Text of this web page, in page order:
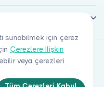
sunabilmek için çerez
Çerezlere İlişkin
veya çerezleri